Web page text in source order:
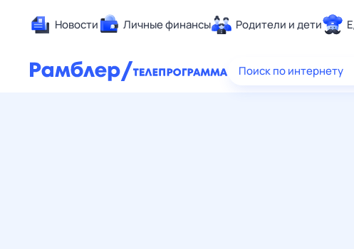
Новости Личные финансы Родители и дети
Здоровье
Поиск по интернету